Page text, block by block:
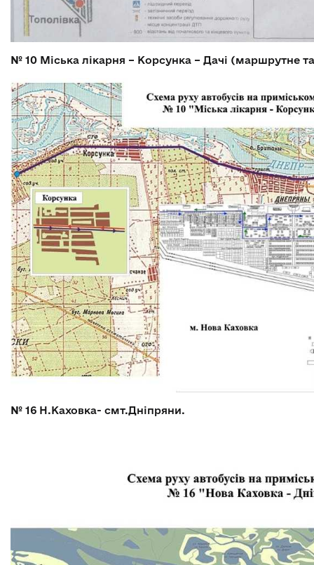
№ 10 Міська лікарня – Корсунка – Дачі (маршрутне
№ 16 Н.Каховка- смт.Дніпряни.